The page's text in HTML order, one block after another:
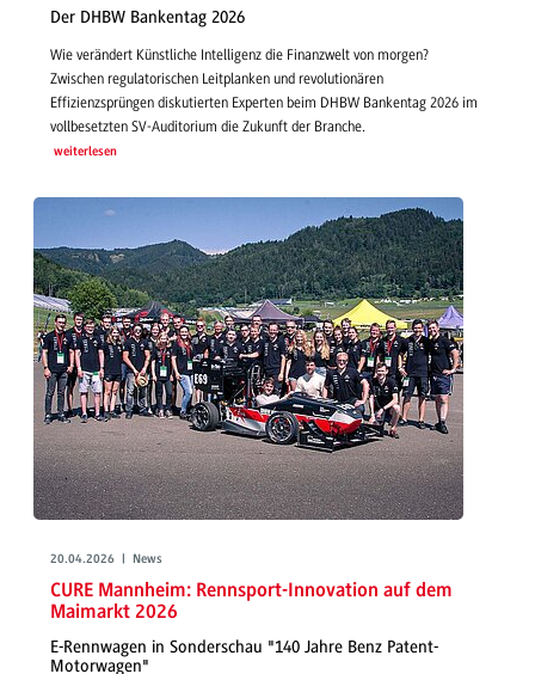
Der DHBW Bankentag 2026
Wie verändert Künstliche Intelligenz die Finanzwelt von morgen?
Zwischen regulatorischen Leitplanken und revolutionären
Effizienzsprüngen diskutierten Experten beim DHBW Bankentag 2026 im
vollbesetzten SV-Auditorium die Zukunft der Branche.
weiterlesen
20.04.2026 | News
CURE Mannheim: Rennsport-Innovation auf dem
Maimarkt 2026
E-Rennwagen in Sonderschau "140 Jahre Benz Patent-
Motorwagen"